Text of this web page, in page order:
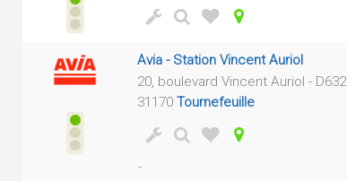
Avia - Station Vincent Auriol
20, boulevard Vincent Auriol - D632
31170 Tournefeuille
-